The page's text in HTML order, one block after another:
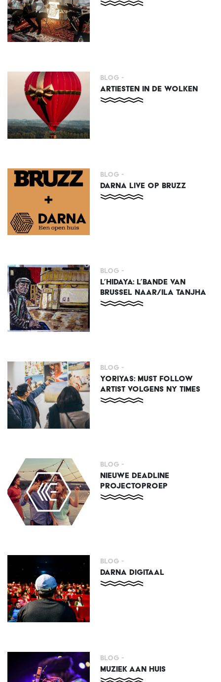
Blog -
ARTIESTEN IN DE WOLKEN
Blog -
DARNA LIVE OP BRUZZ
Blog -
L’HIDAYA: L’BANDE VAN
BRUSSEL NAAR/ILA TANJHA
Blog -
YORIYAS: MUST FOLLOW
ARTIST VOLGENS NY TIMES
Blog -
NIEUWE DEADLINE
PROJECTOPROEP
Blog -
DARNA DIGITAAL
Blog -
MUZIEK AAN HUIS